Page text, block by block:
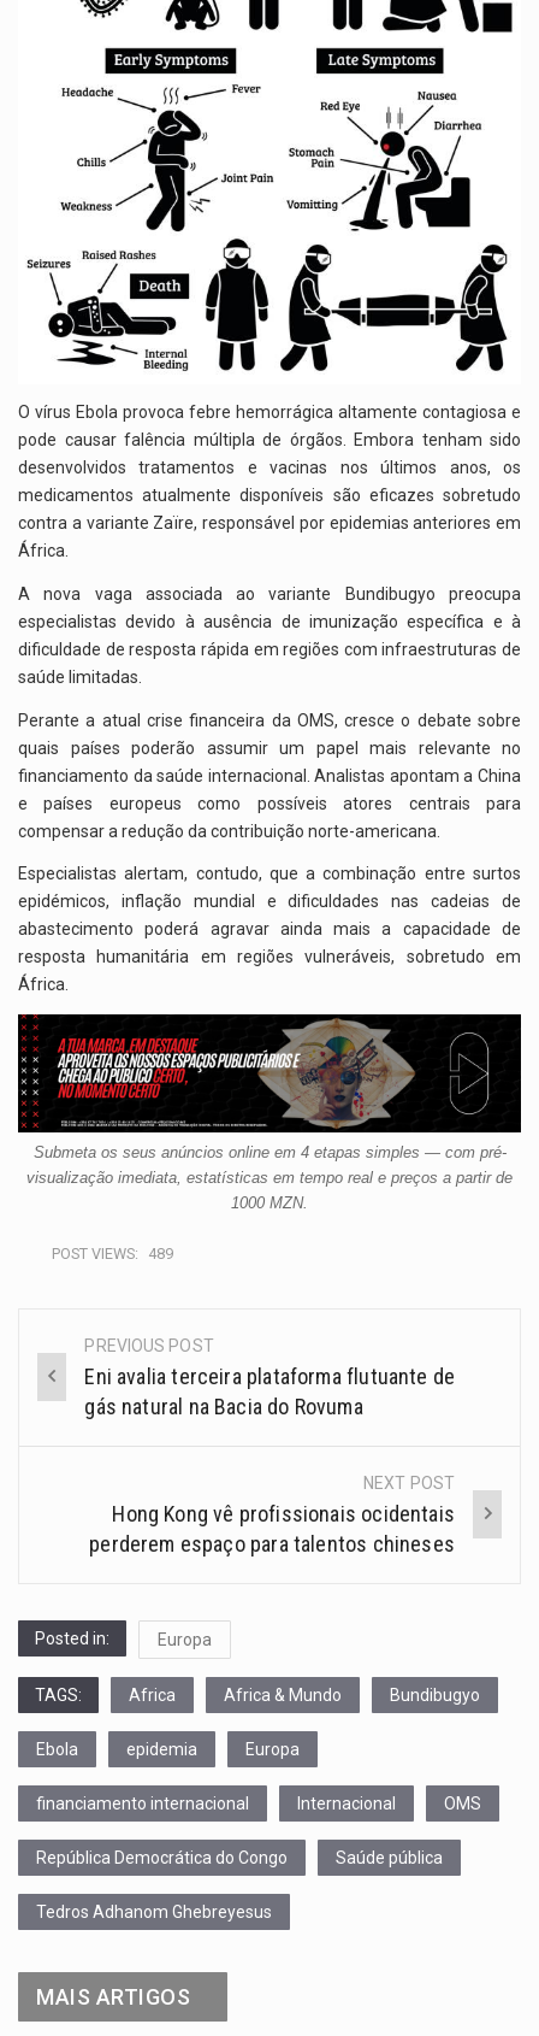
O vírus Ebola provoca febre hemorrágica altamente contagiosa e
pode causar falência múltipla de órgãos. Embora tenham sido
desenvolvidos tratamentos e vacinas nos últimos anos, os
medicamentos atualmente disponíveis são eficazes sobretudo
contra a variante Zaïre, responsável por epidemias anteriores em
África.
A nova vaga associada ao variante Bundibugyo preocupa
especialistas devido à ausência de imunização específica e à
dificuldade de resposta rápida em regiões com infraestruturas de
saúde limitadas.
Perante a atual crise financeira da OMS, cresce o debate sobre
quais países poderão assumir um papel mais relevante no
financiamento da saúde internacional. Analistas apontam a China
e países europeus como possíveis atores centrais para
compensar a redução da contribuição norte-americana.
Especialistas alertam, contudo, que a combinação entre surtos
epidémicos, inflação mundial e dificuldades nas cadeias de
abastecimento poderá agravar ainda mais a capacidade de
resposta humanitária em regiões vulneráveis, sobretudo em
África.
Submeta os seus anúncios online em 4 etapas simples — com pré-
visualização imediata, estatísticas em tempo real e preços a partir de
1000 MZN.
POST VIEWS: 489
PREVIOUS POST
Eni avalia terceira plataforma flutuante de
gás natural na Bacia do Rovuma
NEXT POST
Hong Kong vê profissionais ocidentais
perderem espaço para talentos chineses
Posted in: Europa
TAGS: Africa Africa & Mundo Bundibugyo
Ebola epidemia Europa
financiamento internacional Internacional OMS
República Democrática do Congo Saúde pública
Tedros Adhanom Ghebreyesus
MAIS ARTIGOS